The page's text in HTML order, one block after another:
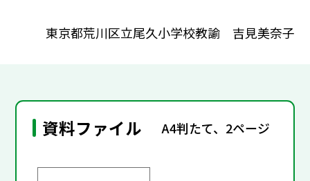
東京都荒川区立尾久小学校教諭 吉見美奈子
資料ファイル A4判たて、2ページ